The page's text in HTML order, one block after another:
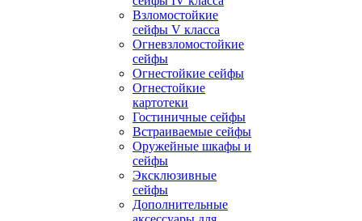
Взломостойкие
сейфы V класса
Огневзломостойкие
сейфы
Огнестойкие сейфы
Огнестойкие
картотеки
Гостиничные сейфы
Встраиваемые сейфы
Оружейные шкафы и
сейфы
Эксклюзивные
сейфы
Дополнительные